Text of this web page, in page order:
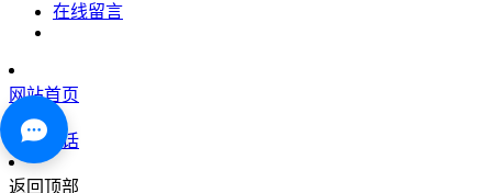
在线留言
网站首页
咨询电话
返回顶部